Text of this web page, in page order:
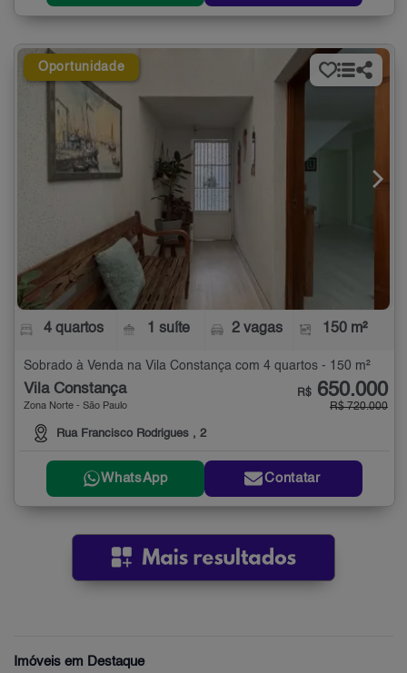
Oportunidade
4 quartos 1 suíte 2 vagas 150 m²
Sobrado à Venda na Vila Constança com 4 quartos - 150 m²
Vila Constança
Zona Norte - São Paulo
Rua Francisco Rodrigues , 2
R$ 650.000
R$ 720.000
WhatsApp Contatar
Imóveis em Destaque